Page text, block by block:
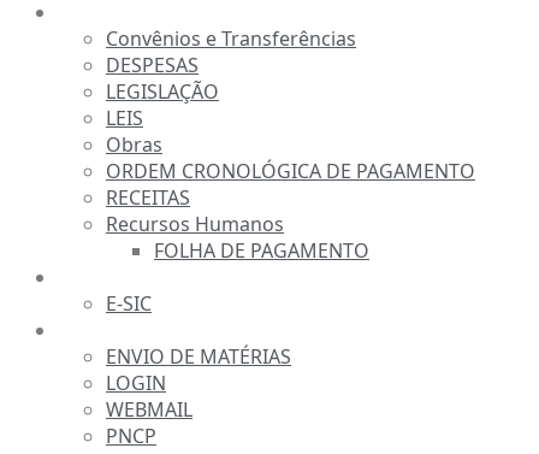
Convênios e Transferências
DESPESAS
LEGISLAÇÃO
LEIS
Obras
ORDEM CRONOLÓGICA DE PAGAMENTO
RECEITAS
Recursos Humanos
FOLHA DE PAGAMENTO
E-SIC
ENVIO DE MATÉRIAS
LOGIN
WEBMAIL
PNCP